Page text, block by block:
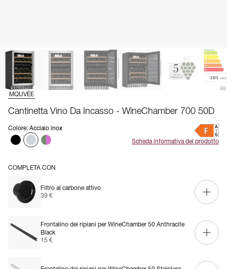
MQUVÉE
Cantinetta Vino Da Incasso - WineChamber 700 50D
Colore: Acciaio inox
Scheda informativa del prodotto
COMPLETA CON
Filtro al carbone attivo
39 €
Frontalino dei ripiani per WineChamber 50 Anthracite
Black
15 €